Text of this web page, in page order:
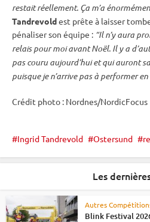
restait réellement. Ça m’a
Tandrevoldest prête à laisser
pénaliser son équipe : “Il n’y aura
relaispour moi avant Noël. Il y a
pas couru aujourd’hui et qui auront
puisque je n’arrive pas à performer en
Crédit photo : Nordnes/NordicFocus
Ingrid Tandrevold Ostersund
Les
Autres
Blink Festival